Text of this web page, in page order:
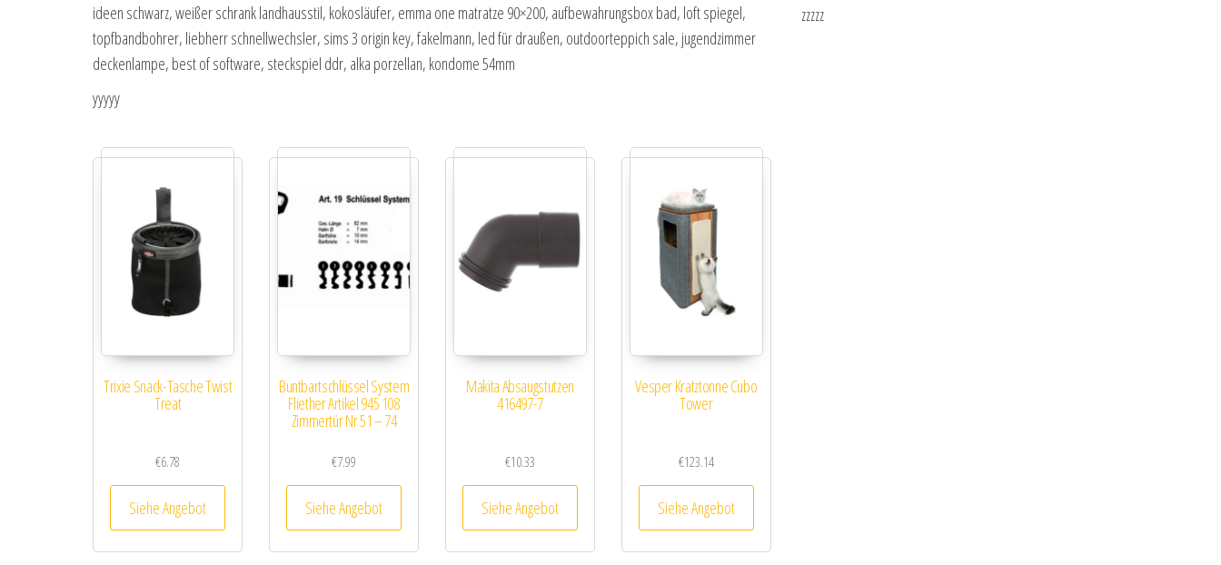
ideen schwarz, weißer schrank landhausstil, kokosläufer, emma one matratze 90×200, aufbewahrungsbox bad, loft spiegel,
topfbandbohrer, liebherr schnellwechsler, sims 3 origin key, fakelmann, led für draußen, outdoorteppich sale, jugendzimmer
deckenlampe, best of software, steckspiel ddr, alka porzellan, kondome 54mm
yyyyy
Trixie Snack-Tasche Twist
Treat
€6.78
Siehe Angebot
Buntbartschlüssel System
Fliether Artikel 945 108
Zimmertür Nr 51 – 74
€7.99
Siehe Angebot
Makita Absaugstutzen
416497-7
€10.33
Siehe Angebot
Vesper Kratztonne Cubo
Tower
€123.14
Siehe Angebot
zzzzz